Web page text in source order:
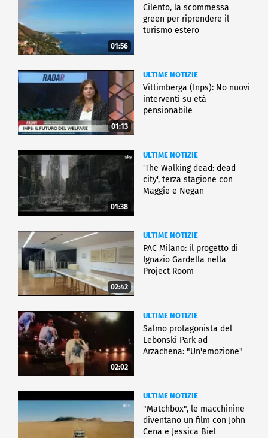
01:56
Cilento, la scommessa
green per riprendere il
turismo estero
01:13
ULTIME NOTIZIE
Vittimberga (Inps): No nuovi
interventi su età
pensionabile
01:38
ULTIME NOTIZIE
'The Walking dead: dead
city', terza stagione con
Maggie e Negan
02:42
ULTIME NOTIZIE
PAC Milano: il progetto di
Ignazio Gardella nella
Project Room
02:02
ULTIME NOTIZIE
Salmo protagonista del
Lebonski Park ad
Arzachena: "Un'emozione"
ULTIME NOTIZIE
"Matchbox", le macchinine
diventano un film con John
Cena e Jessica Biel